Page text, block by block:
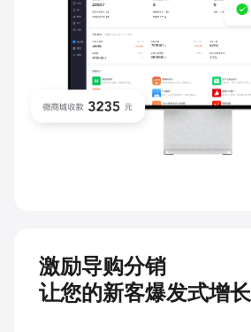
激励导购分销
让您的新客爆发式增长